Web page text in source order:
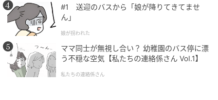
#1 送迎のバスから「娘が降りてきてませ
ん」
娘が拐われた
ママ同士が無視し合い？ 幼稚園のバス停に漂
う不穏な空気【私たちの連絡係さん Vol.1】
私たちの連絡係さん